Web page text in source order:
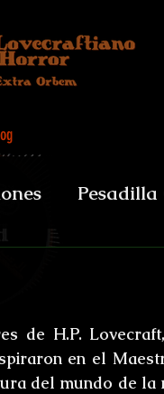
Pesadilla
Officium
de H.P.
en el
del mundo de la